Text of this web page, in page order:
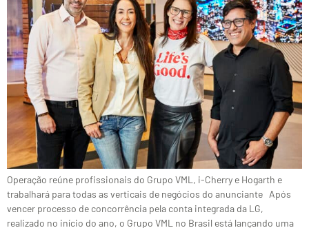
Operação reúne profissionais do Grupo VML, i-Cherry e Hogarth e
trabalhará para todas as verticais de negócios do anunciante Após
vencer processo de concorrência pela conta integrada da LG,
realizado no início do ano, o Grupo VML no Brasil está lançando uma